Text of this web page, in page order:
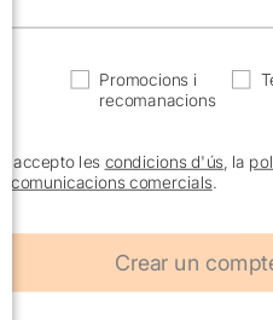
Promocions i
recomanacions
i accepto les condicions d'ús , la
comunicacions comercials.